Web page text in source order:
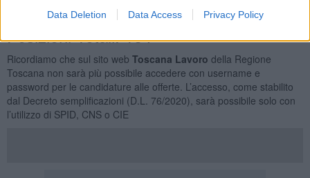
Data Deletion Data Access Privacy Policy
Posizioni Totali: 184
Ricordiamo che sul sito web Toscana Lavoro della Regione
Toscana non sarà più possibile accedere con username e
password per le candidature alle offerte. L’accesso, come stabilito
dal Decreto semplificazioni (D.L. 76/2020), sarà possibile solo con
l’utilizzo di SPID, CNS o CIE